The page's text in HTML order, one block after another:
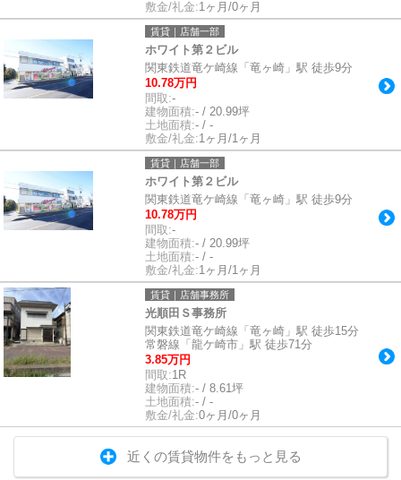
敷金/礼金:1ヶ月/0ヶ月
賃貸｜店舗一部
ホワイト第２ビル
関東鉄道竜ケ崎線「竜ヶ崎」駅 徒歩9分
10.78万円
間取:-
建物面積:- / 20.99坪
土地面積:- / -
敷金/礼金:1ヶ月/1ヶ月
賃貸｜店舗一部
ホワイト第２ビル
関東鉄道竜ケ崎線「竜ヶ崎」駅 徒歩9分
10.78万円
間取:-
建物面積:- / 20.99坪
土地面積:- / -
敷金/礼金:1ヶ月/1ヶ月
賃貸｜店舗事務所
光順田Ｓ事務所
関東鉄道竜ケ崎線「竜ヶ崎」駅 徒歩15分
常磐線「龍ケ崎市」駅 徒歩71分
3.85万円
間取:1R
建物面積:- / 8.61坪
土地面積:- / -
敷金/礼金:0ヶ月/0ヶ月
近くの賃貸物件をもっと見る